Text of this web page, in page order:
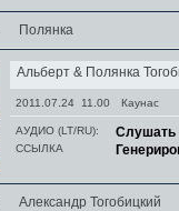
Полянка
Альберт & Полянка
2011.07.24 11.00 Каунас
АУДИО (LT/RU): Слушать
ССЫЛКА
Александр Тогобицкий